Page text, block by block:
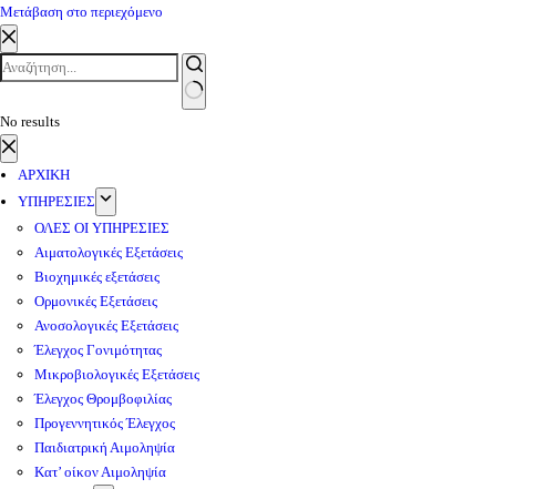
Μετάβαση στο περιεχόμενο
No results
ΑΡΧΙΚΗ
ΥΠΗΡΕΣΙΕΣ
ΟΛΕΣ ΟΙ ΥΠΗΡΕΣΙΕΣ
Αιματολογικές Εξετάσεις
Βιοχημικές εξετάσεις
Ορμονικές Εξετάσεις
Ανοσολογικές Εξετάσεις
Έλεγχος Γονιμότητας
Μικροβιολογικές Εξετάσεις
Έλεγχος Θρομβοφιλίας
Προγεννητικός Έλεγχος
Παιδιατρική Αιμοληψία
Κατ’ οίκον Αιμοληψία